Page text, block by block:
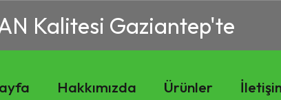
Kalitesi Gaziantep'te
Hakkımızda Ürünler